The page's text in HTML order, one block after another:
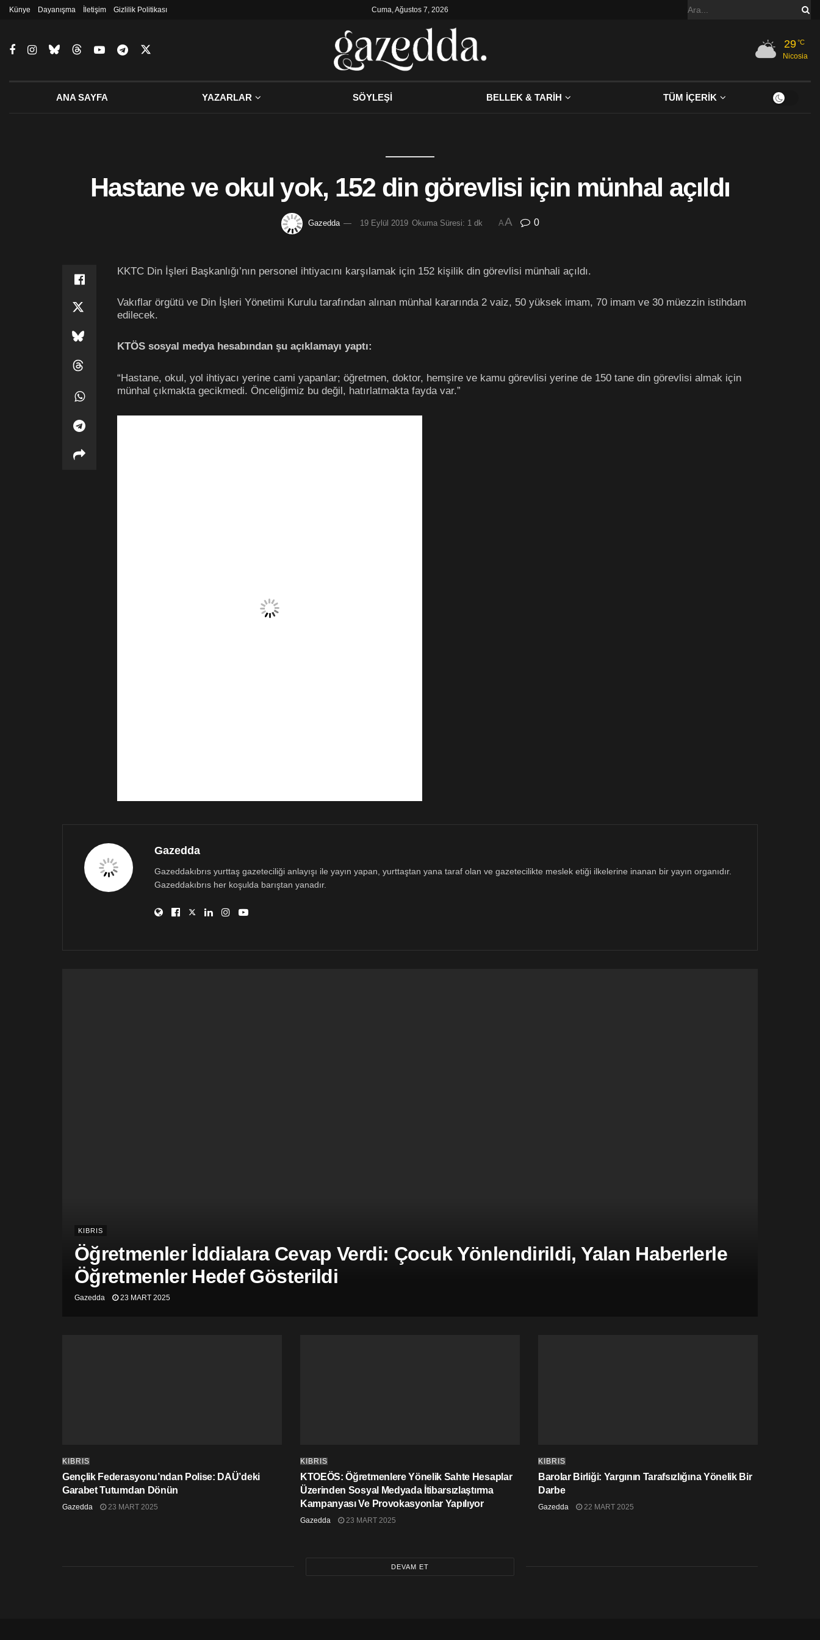
Künye Dayanışma İletişim Gizlilik Politikası Cuma, Ağustos 7, 2026
29°C
Nicosia
ANA SAYFA YAZARLAR SÖYLEŞİ BELLEK & TARİH TÜM İÇERİK
Hastane ve okul yok, 152 din görevlisi için münhal açıldı
Gazedda 19 Eylül 2019 Okuma Süresi: 1 dk AA 0
KKTC Din İşleri Başkanlığı’nın personel ihtiyacını karşılamak için 152 kişilik din görevlisi münhali açıldı.
Vakıflar örgütü ve Din İşleri Yönetimi Kurulu tarafından alınan münhal kararında 2 vaiz, 50 yüksek imam, 70 imam ve 30 müezzin istihdam
edilecek.
KTÖS sosyal medya hesabından şu açıklamayı yaptı:
“Hastane, okul, yol ihtiyacı yerine cami yapanlar; öğretmen, doktor, hemşire ve kamu görevlisi yerine de 150 tane din görevlisi almak için
münhal çıkmakta gecikmedi. Önceliğimiz bu değil, hatırlatmakta fayda var.”
Gazedda
Gazeddakıbrıs yurttaş gazeteciliği anlayışı ile yayın yapan, yurttaştan yana taraf olan ve gazetecilikte meslek etiği ilkelerine inanan bir yayın organıdır.
Gazeddakıbrıs her koşulda barıştan yanadır.
KIBRIS
Öğretmenler İddialara Cevap Verdi: Çocuk Yönlendirildi, Yalan Haberlerle
Öğretmenler Hedef Gösterildi
Gazedda 23 MART 2025
KIBRIS
Gençlik Federasyonu’ndan Polise: DAÜ’deki
Garabet Tutumdan Dönün
Gazedda 23 MART 2025
KIBRIS
KTOEÖS: Öğretmenlere Yönelik Sahte Hesaplar
Üzerinden Sosyal Medyada İtibarsızlaştırma
Kampanyası Ve Provokasyonlar Yapılıyor
Gazedda 23 MART 2025
KIBRIS
Barolar Birliği: Yargının Tarafsızlığına Yönelik Bir
Darbe
Gazedda 22 MART 2025
DEVAM ET